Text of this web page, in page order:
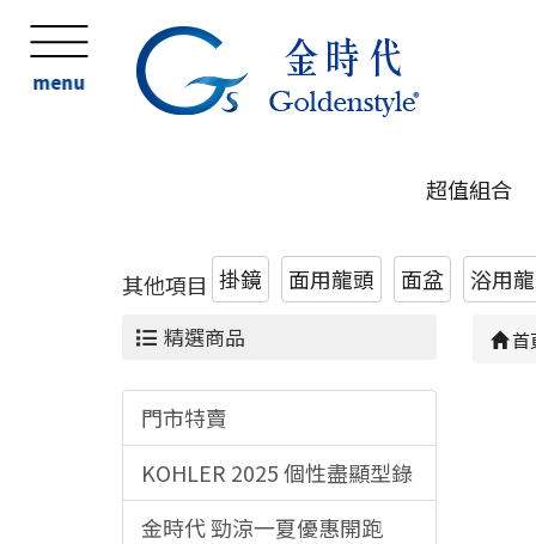
menu
超值組合
其他項目 掛鏡 面用龍頭 面盆 浴用
精選商品
門市特賣
KOHLER 2025 個性盡顯型錄
金時代 勁涼一夏優惠開跑
首